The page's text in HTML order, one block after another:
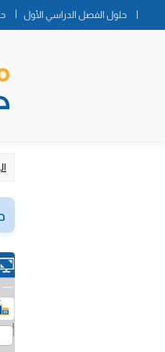
حلول الفصل الدراسي الأول